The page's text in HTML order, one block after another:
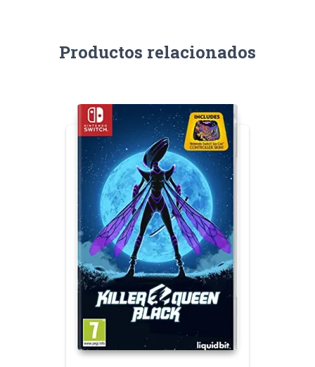
Productos relacionados